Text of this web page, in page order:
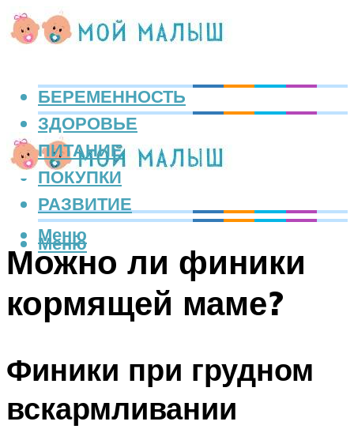
БЕРЕМЕННОСТЬ
ЗДОРОВЬЕ
ПИТАНИЕ
ПОКУПКИ
РАЗВИТИЕ
Меню
Меню
Можно ли финики
кормящей маме?
Финики при грудном
вскармливании